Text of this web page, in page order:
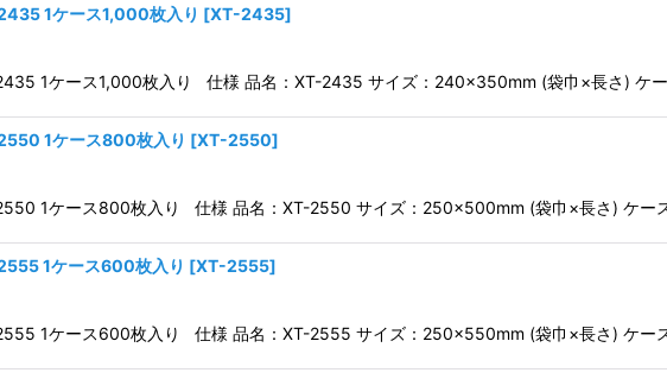
1ケース1,000枚入り [XT-2435]
1ケース1,000枚入り 仕様 品名：XT-2435 サイズ：240×350mm (袋巾×長さ) ケ
1ケース800枚入り [XT-2550]
1ケース800枚入り 仕様 品名：XT-2550 サイズ：250×500mm (袋巾×長さ) ケー
1ケース600枚入り [XT-2555]
1ケース600枚入り 仕様 品名：XT-2555 サイズ：250×550mm (袋巾×長さ) ケー